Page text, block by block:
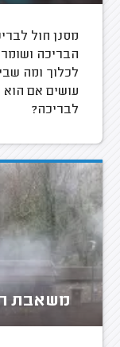
מסנן חול
הבריכה
לכלוך ומה
עושים אם
לבריכה?
משאבת